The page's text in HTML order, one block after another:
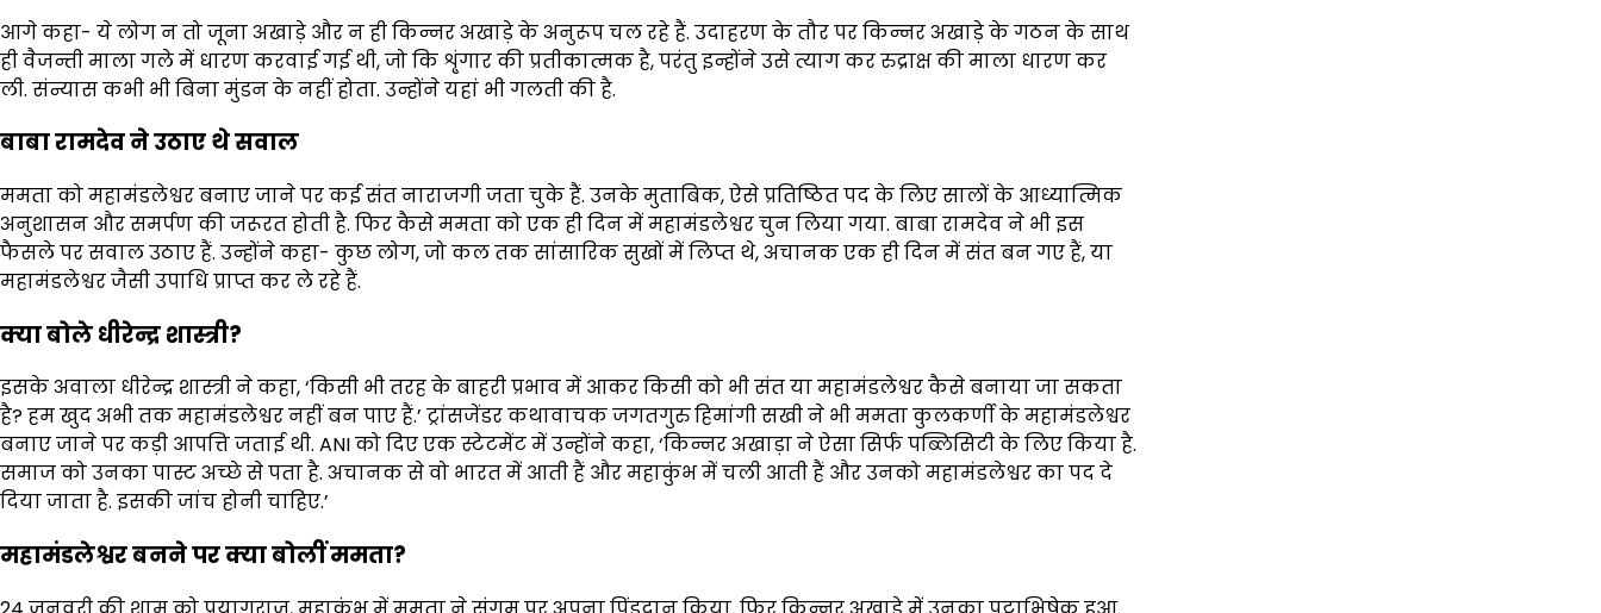
आगे कहा- ये लोग न तो जूना अखाड़े और न ही किन्नर अखाड़े के अनुरूप चल रहे हैं. उदाहरण के तौर पर किन्नर अखाड़े के गठन के साथ
ही वैजन्ती माला गले में धारण करवाई गई थी, जो कि शृ्ंगार की प्रतीकात्मक है, परंतु इन्होंने उसे त्याग कर रुद्राक्ष की माला धारण कर
ली. संन्यास कभी भी बिना मुंडन के नहीं होता. उन्होंने यहां भी गलती की है.
बाबा रामदेव ने उठाए थे सवाल
ममता को महामंडलेश्वर बनाए जाने पर कई संत नाराजगी जता चुके हैं. उनके मुताबिक, ऐसे प्रतिष्ठित पद के लिए सालों के आध्यात्मिक
अनुशासन और समर्पण की जरूरत होती है. फिर कैसे ममता को एक ही दिन में महामंडलेश्वर चुन लिया गया. बाबा रामदेव ने भी इस
फैसले पर सवाल उठाए हैं. उन्होंने कहा- कुछ लोग, जो कल तक सांसारिक सुखों में लिप्त थे, अचानक एक ही दिन में संत बन गए हैं, या
महामंडलेश्वर जैसी उपाधि प्राप्त कर ले रहे हैं.
क्या बोले धीरेन्द्र शास्त्री?
इसके अवाला धीरेन्द्र शास्त्री ने कहा, ‘किसी भी तरह के बाहरी प्रभाव में आकर किसी को भी संत या महामंडलेश्वर कैसे बनाया जा सकता
है? हम खुद अभी तक महामंडलेश्वर नहीं बन पाए हैं.’ ट्रांसजेंडर कथावाचक जगतगुरु हिमांगी सखी ने भी ममता कुलकर्णी के महामंडलेश्वर
बनाए जाने पर कड़ी आपत्ति जताई थी. ANI को दिए एक स्टेटमेंट में उन्होंने कहा, ‘किन्नर अखाड़ा ने ऐसा सिर्फ पब्लिसिटी के लिए किया है.
समाज को उनका पास्ट अच्छे से पता है. अचानक से वो भारत में आती हैं और महाकुंभ में चली आती हैं और उनको महामंडलेश्वर का पद दे
दिया जाता है. इसकी जांच होनी चाहिए.’
महामंडलेश्वर बनने पर क्या बोलीं ममता?